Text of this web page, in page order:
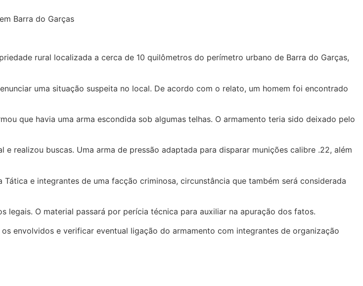
rural localizada a cerca de 10 quilômetros do perímetro urbano de Barra do Garças,
uma situação suspeita no local. De acordo com o relato, um homem foi encontrado
que havia uma arma escondida sob algumas telhas. O armamento teria sido deixado pelo
realizou buscas. Uma arma de pressão adaptada para disparar munições calibre .22, além
e integrantes de uma facção criminosa, circunstância que também será considerada
legais. O material passará por perícia técnica para auxiliar na apuração dos fatos.
envolvidos e verificar eventual ligação do armamento com integrantes de organização